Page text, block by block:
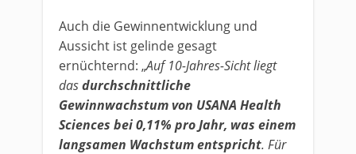
Auch die Gewinnentwicklung und
Aussicht ist gelinde gesagt
ernüchternd: „Auf 10-Jahres-Sicht liegt
dasdurchschnittliche
Gewinnwachstum von USANA Health
Sciences bei 0,11% pro Jahr, was einem
langsamen Wachstum entspricht. Für